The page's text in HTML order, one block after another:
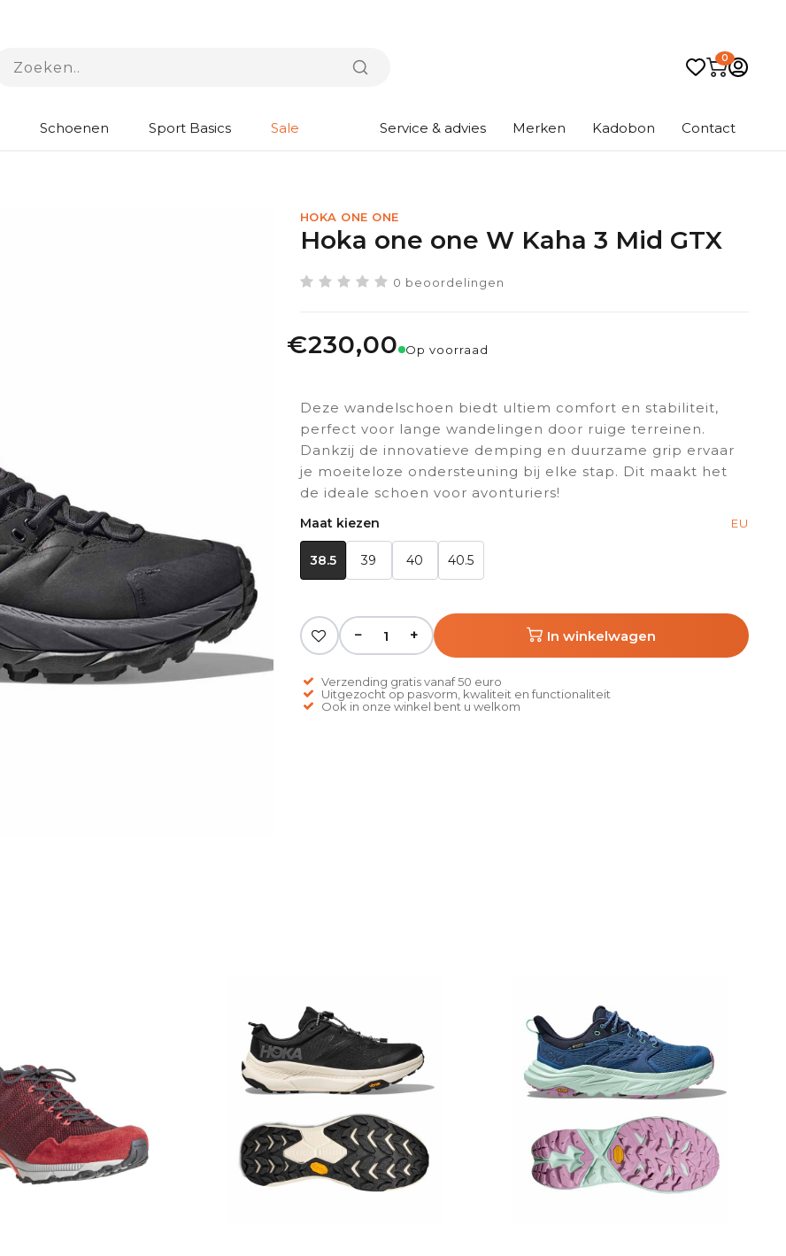
0
Schoenen Sport Basics Sale Service & advies Merken Kadobon Contact
HOKA ONE ONE
Hoka one one W Kaha 3 Mid GTX
0 beoordelingen
€230,00 Op voorraad
Deze wandelschoen biedt ultiem comfort en stabiliteit,
perfect voor lange wandelingen door ruige terreinen.
Dankzij de innovatieve demping en duurzame grip ervaar
je moeiteloze ondersteuning bij elke stap. Dit maakt het
de ideale schoen voor avonturiers!
Maat kiezen EU
38.5 39 40 40.5
− + In winkelwagen
Verzending gratis vanaf 50 euro
Uitgezocht op pasvorm, kwaliteit en functionaliteit
Ook in onze winkel bent u welkom